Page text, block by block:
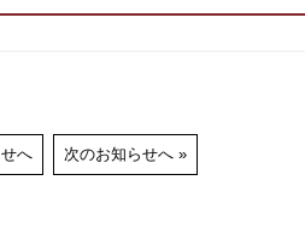
へ 次のお知らせへ